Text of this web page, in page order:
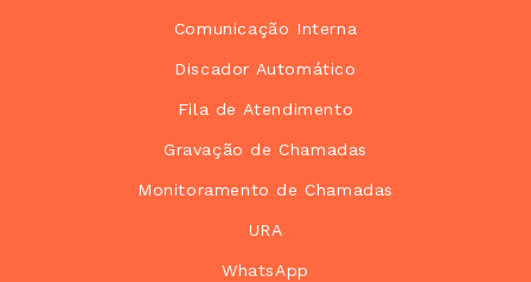
Comunicação Interna
Discador Automático
Fila de Atendimento
Gravação de Chamadas
Monitoramento de Chamadas
URA
WhatsApp